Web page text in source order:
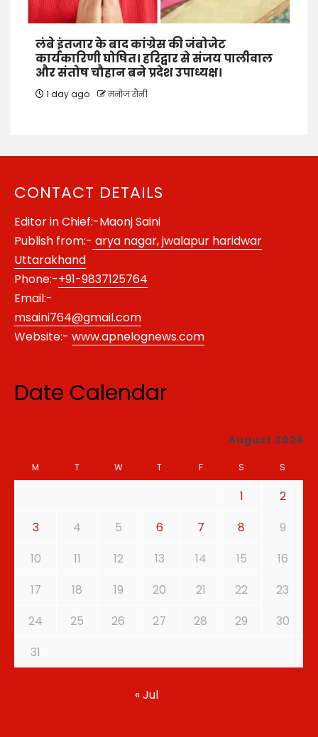
लंबे इंतजार के बाद कांग्रेस की जंबोजेट
कार्यकारिणी घोषित। हरिद्वार से संजय पालीवाल
और संतोष चौहान बने प्रदेश उपाध्यक्ष।
1 day ago मनोज सैनी
CONTACT DETAILS
Editor in Chief:-Maonj Saini
Publish from:- arya nagar, jwalapur haridwar
Uttarakhand
Phone:-+91-9837125764
Email:-
msaini764@gmail.com
Website:- www.apnelognews.com
Date Calendar
August 2026
M T W T F S S
1
2
3
4 5 6 7 8
9
10
11 12 13 14 15
16
17
18 19 20 21 22
23
24
25 26 27 28 29
30
31
« Jul